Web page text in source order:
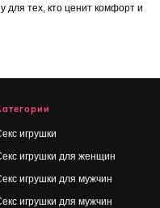
для тех, кто ценит комфорт и
игрушки
игрушки для женщин
игрушки для мужчин
игрушки для мужчин